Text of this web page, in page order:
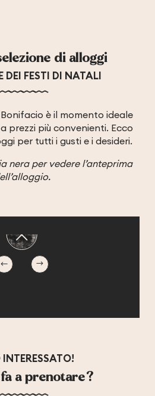
di alloggi
DEI FESTI DI NATALI
è il momento ideale
prezzi più convenienti. Ecco
per tutti i gusti e i desideri.
nera per vedere l’anteprima
lodge 4* intimo e
in giardini
Un menu di
tutto
da 120 € per
a prenotare?